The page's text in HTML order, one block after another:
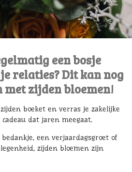
een bosje
relaties? Dit kan nog
zijden bloemen!
boeket en verras je zakelijke
dat jaren meegaat.
een verjaardagsgroet of
zijden bloemen zijn